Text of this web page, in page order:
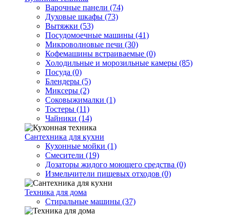
Варочные панели (74)
Духовые шкафы (73)
Вытяжки (53)
Посудомоечные машины (41)
Микроволновые печи (30)
Кофемашины встраиваемые (0)
Холодильные и морозильные камеры (85)
Посуда (0)
Блендеры (5)
Миксеры (2)
Соковыжималки (1)
Тостеры (11)
Чайники (14)
Сантехника для кухни
Кухонные мойки (1)
Смесители (19)
Дозаторы жидого моющего средства (0)
Измельчители пищевых отходов (0)
Техника для дома
Стиральные машины (37)